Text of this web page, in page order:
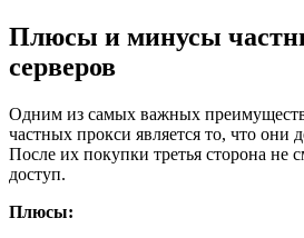
Плюсы и минусы
серверов
Одним из самых важных
частных прокси является то, что они
После их покупки третья сторона не
доступ.
Плюсы: